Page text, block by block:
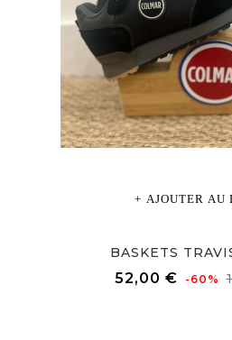
AJOUTER AU
BASKETS
52,00 € Prix
-60%